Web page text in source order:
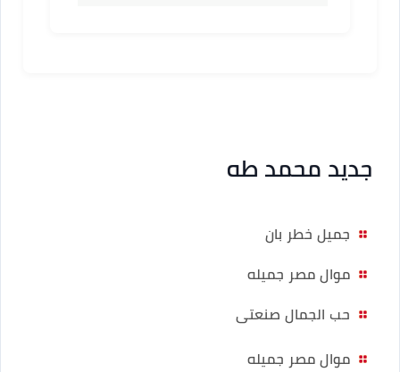
جديد محمد طه
جميل خطر بان
موال مصر جميله
حب الجمال صنعتى
موال مصر جميله